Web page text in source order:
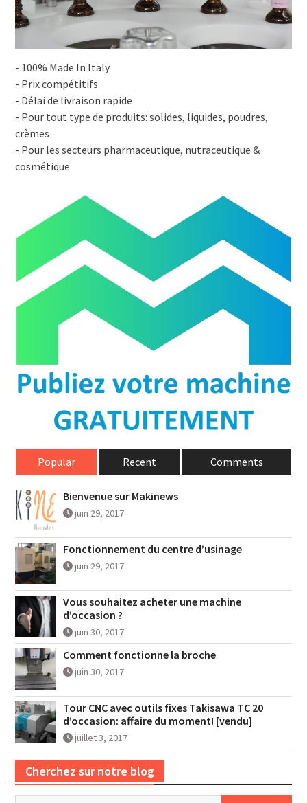
- 100% Made In Italy
- Prix compétitifs
- Délai de livraison rapide
- Pour tout type de produits: solides, liquides, poudres,
crèmes
- Pour les secteurs pharmaceutique, nutraceutique &
cosmétique.
Popular Recent Comments
Bienvenue sur Makinews
juin 29, 2017
Fonctionnement du centre d’usinage
juin 29, 2017
Vous souhaitez acheter une machine
d’occasion ?
juin 30, 2017
Comment fonctionne la broche
juin 30, 2017
Tour CNC avec outils fixes Takisawa TC 20
d’occasion: affaire du moment! [vendu]
juillet 3, 2017
Cherchez sur notre blog